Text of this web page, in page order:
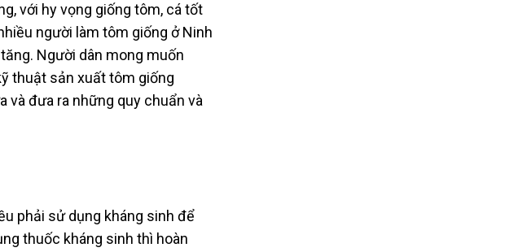
với hy vọng giống tôm, cá tốt
người làm tôm giống ở Ninh
Người dân mong muốn
thuật sản xuất tôm giống
và đưa ra những quy chuẩn và
phải sử dụng kháng sinh để
thuốc kháng sinh thì hoàn